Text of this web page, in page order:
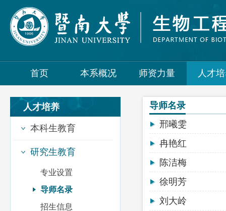
首页 本系概况 师资力量 人才
人才培养
本科生教育
研究生教育
专业设置
导师名录
招生信息
导师名录
邢曦雯
冉艳红
陈洁梅
徐明芳
刘大岭